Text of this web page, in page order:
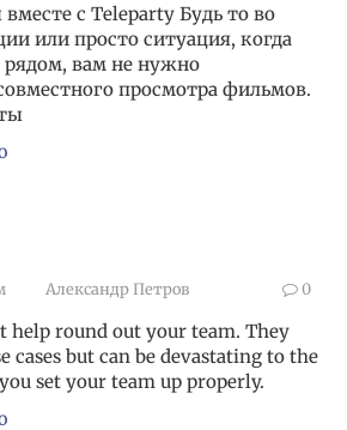
с Teleparty Будь то во
или просто ситуация, когда
рядом, вам не нужно
просмотра фильмов.
Александр Петров 0
help round out your team. They
cases but can be devastating to the
set your team up properly.